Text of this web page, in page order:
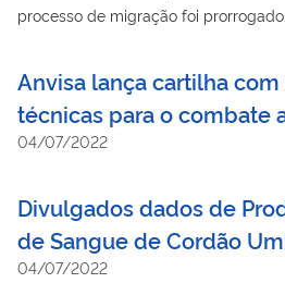
processo de migração foi prorrogado.
Anvisa lança cartilha
técnicas para o combate
04/07/2022
Divulgados dados de
de Sangue de Cordão
04/07/2022